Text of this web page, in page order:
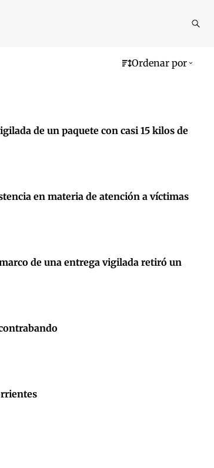
Ordenar por
de un paquete con casi 15 kilos de
en materia de atención a víctimas
de una entrega vigilada retiró un